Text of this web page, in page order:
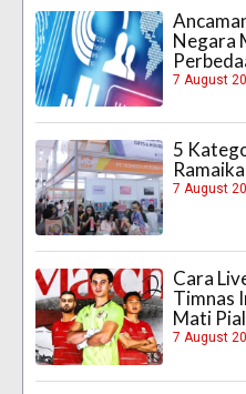
Negara
7 August
5
7 August
Cara
Timnas
Mati
7 August